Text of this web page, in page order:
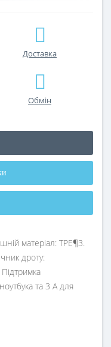
Доставка
Обмін
матеріал: TPE¶3.
дроту:
та 3 А для